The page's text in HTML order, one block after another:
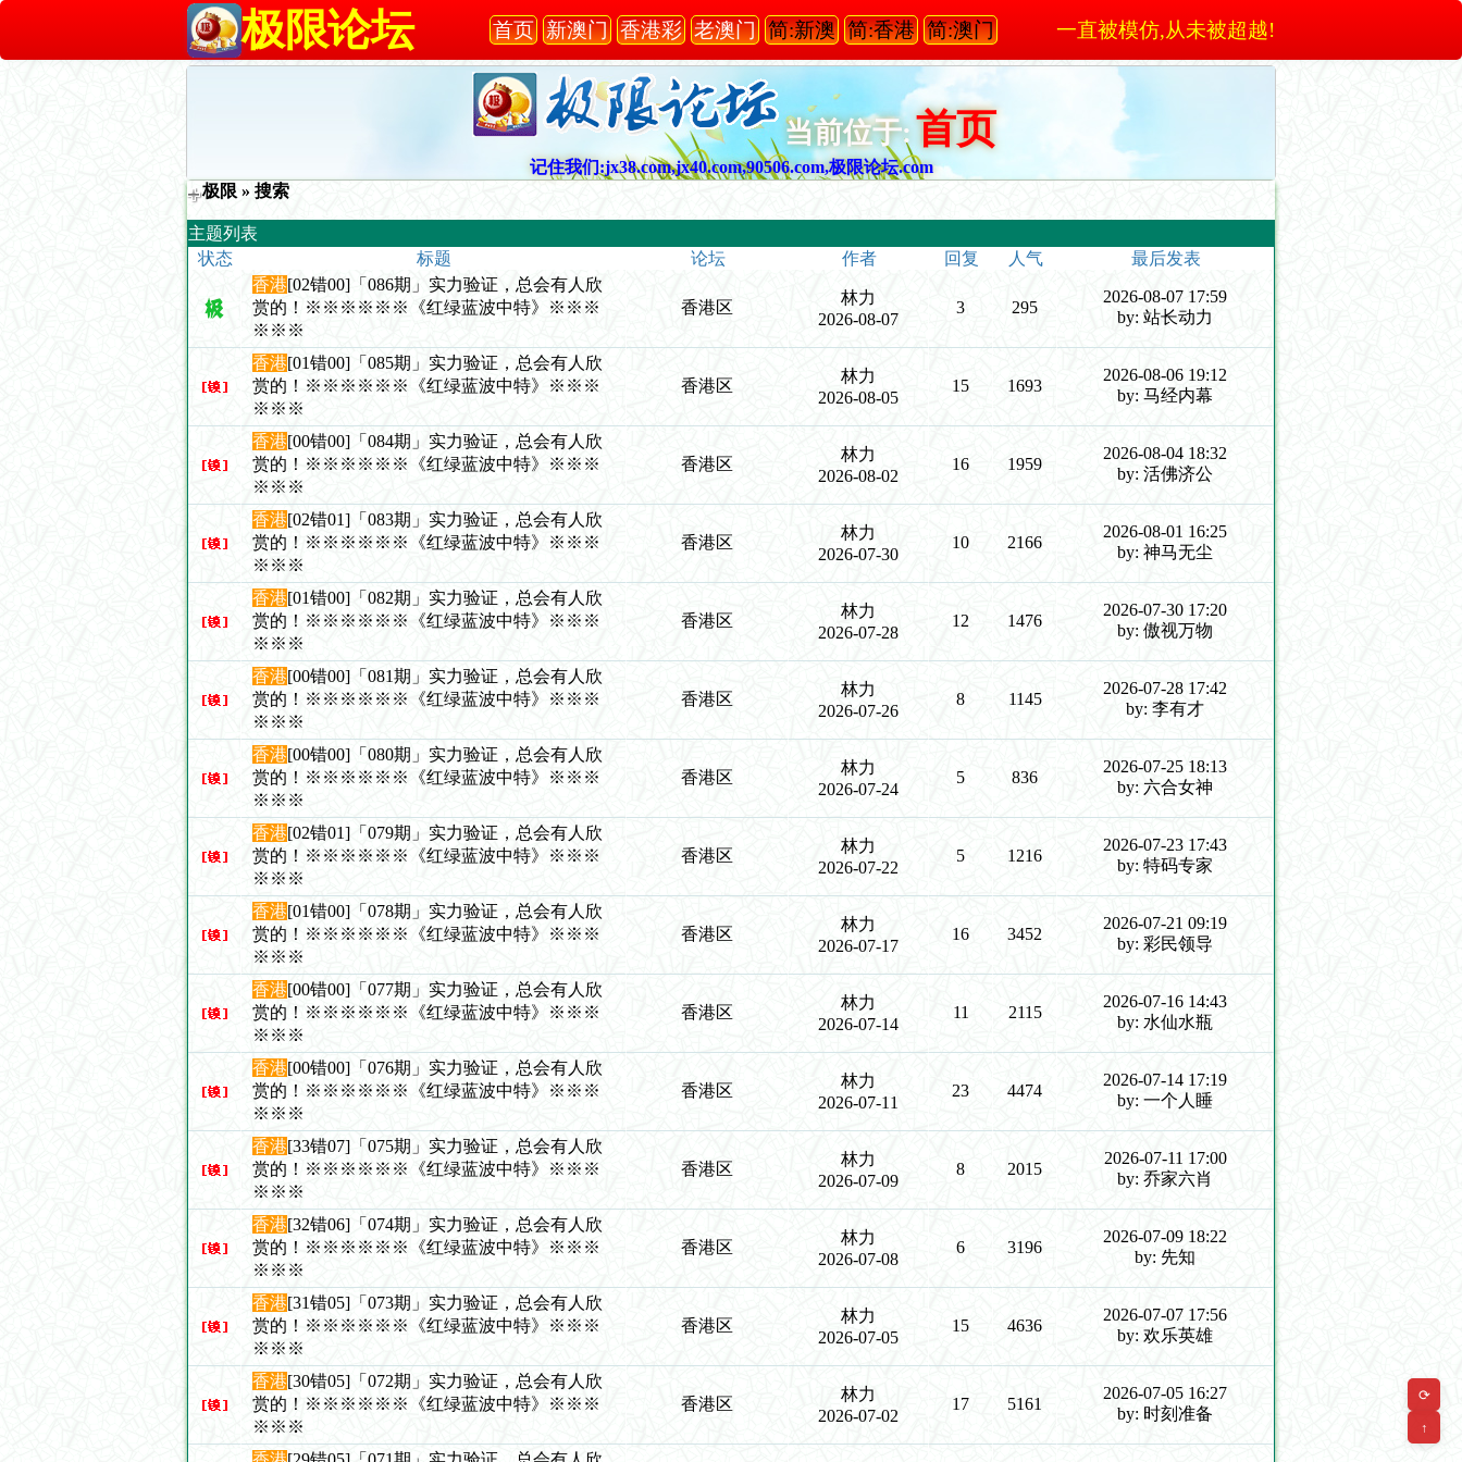
极限论坛 首页 新澳门 香港彩 老澳门 简:新澳 简:香港 简:澳门 一直被模仿,从未被超越!
当前位于: 首页
记住我们:jx38.com,jx40.com,90506.com,极限论坛.com
⟳
↑
极限 » 搜索
主题列表
状态
标题 论坛 作者 回复 人气
最后发表
香港[02错00]「086期」实力验证，总会有人欣
赏的！※※※※※※《红绿蓝波中特》※※※
※※※
香港区
林力
2026-08-07
3 295
2026-08-07 17:59
by: 站长动力
香港[01错00]「085期」实力验证，总会有人欣
赏的！※※※※※※《红绿蓝波中特》※※※
※※※
香港区
林力
2026-08-05
15 1693
2026-08-06 19:12
by: 马经内幕
香港[00错00]「084期」实力验证，总会有人欣
赏的！※※※※※※《红绿蓝波中特》※※※
※※※
香港区
林力
2026-08-02
16 1959
2026-08-04 18:32
by: 活佛济公
香港[02错01]「083期」实力验证，总会有人欣
赏的！※※※※※※《红绿蓝波中特》※※※
※※※
香港区
林力
2026-07-30
10 2166
2026-08-01 16:25
by: 神马无尘
香港[01错00]「082期」实力验证，总会有人欣
赏的！※※※※※※《红绿蓝波中特》※※※
※※※
香港区
林力
2026-07-28
12 1476
2026-07-30 17:20
by: 傲视万物
香港[00错00]「081期」实力验证，总会有人欣
赏的！※※※※※※《红绿蓝波中特》※※※
※※※
香港区
林力
2026-07-26
8 1145
2026-07-28 17:42
by: 李有才
香港[00错00]「080期」实力验证，总会有人欣
赏的！※※※※※※《红绿蓝波中特》※※※
※※※
香港区
林力
2026-07-24
5 836
2026-07-25 18:13
by: 六合女神
香港[02错01]「079期」实力验证，总会有人欣
赏的！※※※※※※《红绿蓝波中特》※※※
※※※
香港区
林力
2026-07-22
5 1216
2026-07-23 17:43
by: 特码专家
香港[01错00]「078期」实力验证，总会有人欣
赏的！※※※※※※《红绿蓝波中特》※※※
※※※
香港区
林力
2026-07-17
16 3452
2026-07-21 09:19
by: 彩民领导
香港[00错00]「077期」实力验证，总会有人欣
赏的！※※※※※※《红绿蓝波中特》※※※
※※※
香港区
林力
2026-07-14
11 2115
2026-07-16 14:43
by: 水仙水瓶
香港[00错00]「076期」实力验证，总会有人欣
赏的！※※※※※※《红绿蓝波中特》※※※
※※※
香港区
林力
2026-07-11
23 4474
2026-07-14 17:19
by: 一个人睡
香港[33错07]「075期」实力验证，总会有人欣
赏的！※※※※※※《红绿蓝波中特》※※※
※※※
香港区
林力
2026-07-09
8 2015
2026-07-11 17:00
by: 乔家六肖
香港[32错06]「074期」实力验证，总会有人欣
赏的！※※※※※※《红绿蓝波中特》※※※
※※※
香港区
林力
2026-07-08
6 3196
2026-07-09 18:22
by: 先知
香港[31错05]「073期」实力验证，总会有人欣
赏的！※※※※※※《红绿蓝波中特》※※※
※※※
香港区
林力
2026-07-05
15 4636
2026-07-07 17:56
by: 欢乐英雄
香港[30错05]「072期」实力验证，总会有人欣
赏的！※※※※※※《红绿蓝波中特》※※※
※※※
香港区
林力
2026-07-02
17 5161
2026-07-05 16:27
by: 时刻准备